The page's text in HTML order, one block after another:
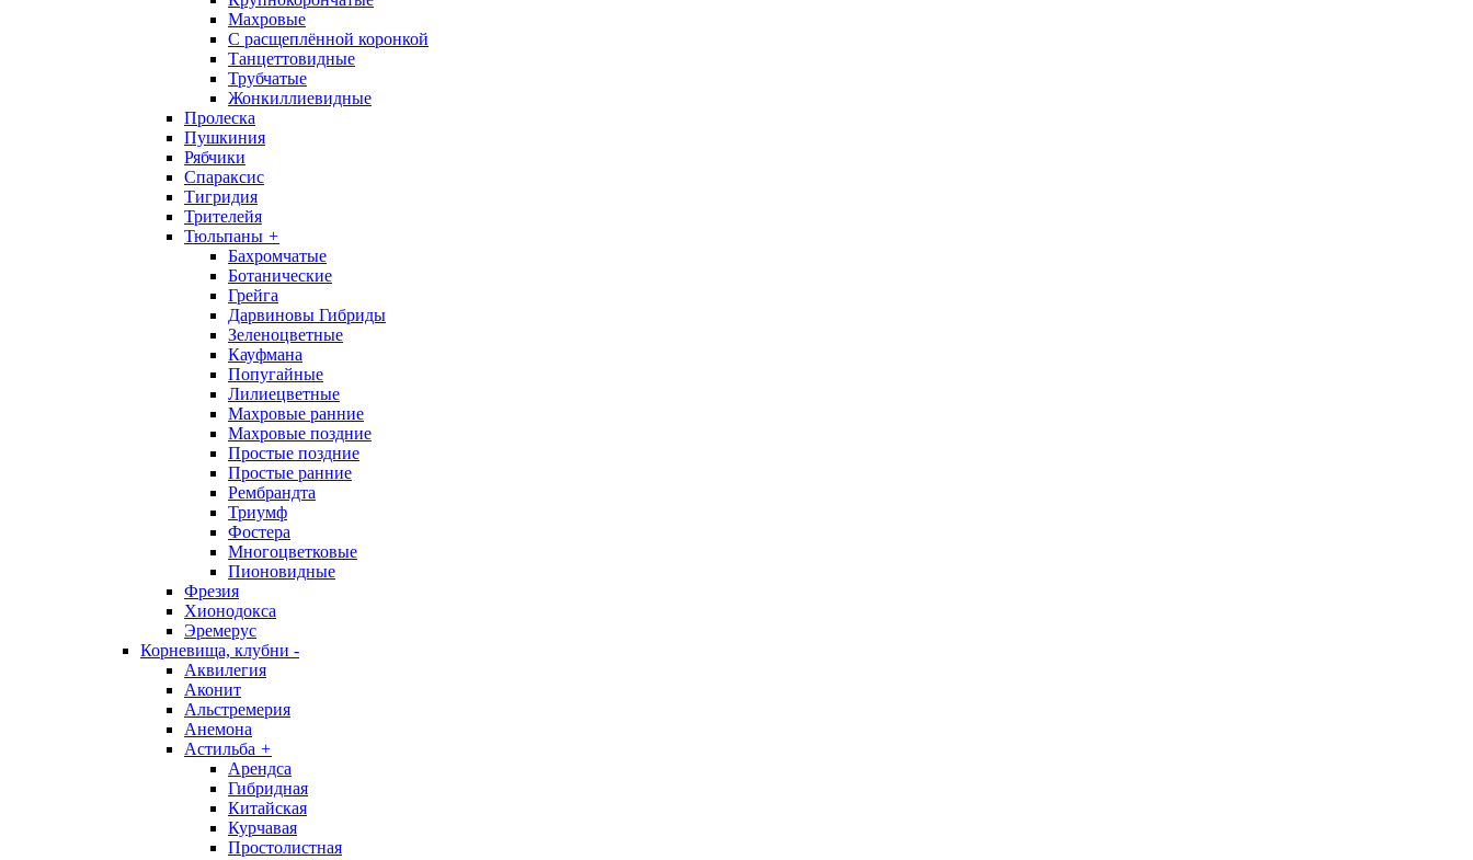
Махровые
С раcщеплённой коронкой
Танцеттовидные
Трубчатые
Жонкиллиевидные
Пролеска
Пушкиния
Рябчики
Спараксис
Тигридия
Трителейя
Тюльпаны +
Бахромчатые
Ботанические
Грейга
Дарвиновы Гибриды
Зеленоцветные
Кауфмана
Попугайные
Лилиецветные
Махровые ранние
Махровые поздние
Простые поздние
Простые ранние
Рембрандта
Триумф
Фостера
Многоцветковые
Пионовидные
Фрезия
Хионодокса
Эремерус
Корневища, клубни -
Аквилегия
Аконит
Альстремерия
Анемона
Астильба +
Арендса
Гибридная
Китайская
Курчавая
Простолистная